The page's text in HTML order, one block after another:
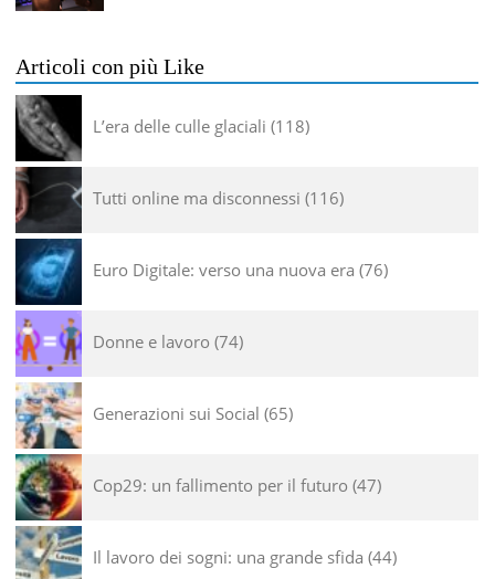
Articoli con più Like
L’era delle culle glaciali 118
Tutti online ma disconnessi 116
Euro Digitale: verso una nuova era 76
Donne e lavoro 74
Generazioni sui Social 65
Cop29: un fallimento per il futuro 47
Il lavoro dei sogni: una grande sfida 44